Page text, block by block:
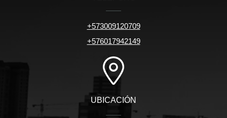
+573009120709
+576017942149
UBICACIÓN